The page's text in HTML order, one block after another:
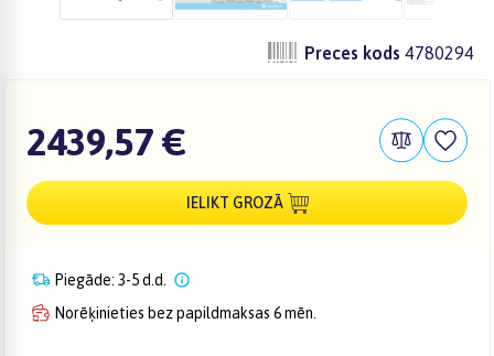
Preces kods 4780294
2439,57 €
IELIKT GROZĀ
Piegāde: 3-5 d.d.
Norēķinieties bez papildmaksas 6 mēn.